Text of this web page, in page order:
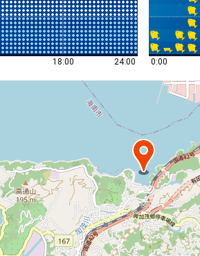
18:00 24:00 0:00